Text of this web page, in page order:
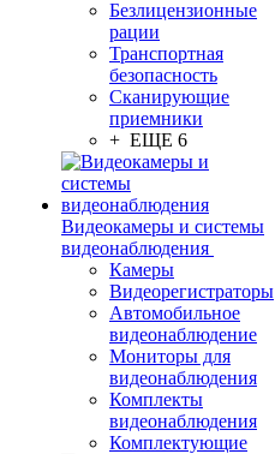
Безлицензионные
рации
Транспортная
безопасность
Сканирующие
приемники
+ ЕЩЕ 6
Видеокамеры и системы
видеонаблюдения
Камеры
Видеорегистраторы
Автомобильное
видеонаблюдение
Мониторы для
видеонаблюдения
Комплекты
видеонаблюдения
Комплектующие